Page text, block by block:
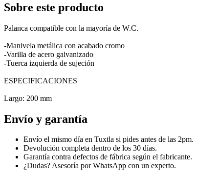
Sobre este producto
Palanca compatible con la mayoría de W.C.
-Manivela metálica con acabado cromo
-Varilla de acero galvanizado
-Tuerca izquierda de sujeción
ESPECIFICACIONES
Largo: 200 mm
Envío y garantía
Envío el mismo día en Tuxtla si pides antes de las 2pm.
Devolución completa dentro de los 30 días.
Garantía contra defectos de fábrica según el fabricante.
¿Dudas? Asesoría por WhatsApp con un experto.